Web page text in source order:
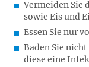
Vermeiden Sie
sowie Eis und
Essen Sie nur
Baden Sie
diese eine